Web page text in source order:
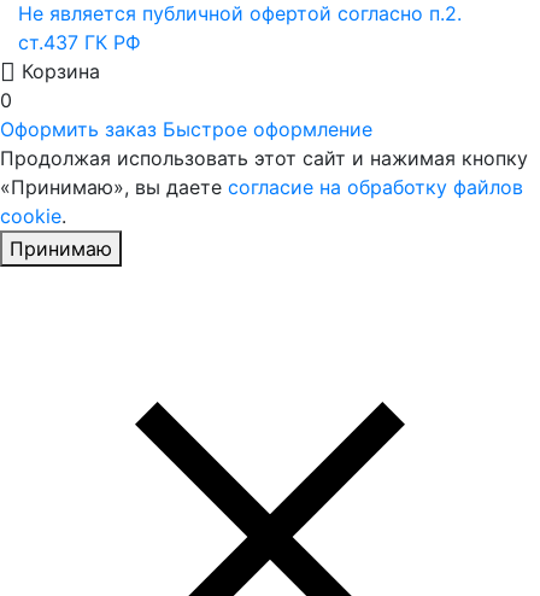
Не является публичной офертой согласно п.2.
ст.437 ГК РФ
Корзина
0
Оформить заказ Быстрое оформление
Продолжая использовать этот сайт и нажимая кнопку
«Принимаю», вы даете согласие на обработку файлов
cookie.
Принимаю